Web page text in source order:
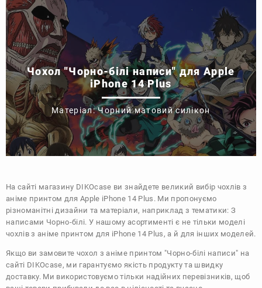
Чохол "Чорно-білі написи" для Apple
iPhone 14 Plus
Матеріал: Чорний матовий силікон
На сайті магазину DIKOcase ви знайдете великий вибір чохлів з
аніме принтом для Apple iPhone 14 Plus. Ми пропонуємо
різноманітні дизайни та матеріали, наприклад з тематики:З
написами Чорно-білі. У нашому асортименті є не тільки моделі
чохлів з аніме принтом для iPhone 14 Plus, а й для інших моделей.
Якщо ви замовите чохол з аніме принтом "Чорно-білі написи" на
сайті DIKOcase, ми гарантуємо якість продукту та швидку
доставку. Ми використовуємо тільки надійних перевізників, щоб